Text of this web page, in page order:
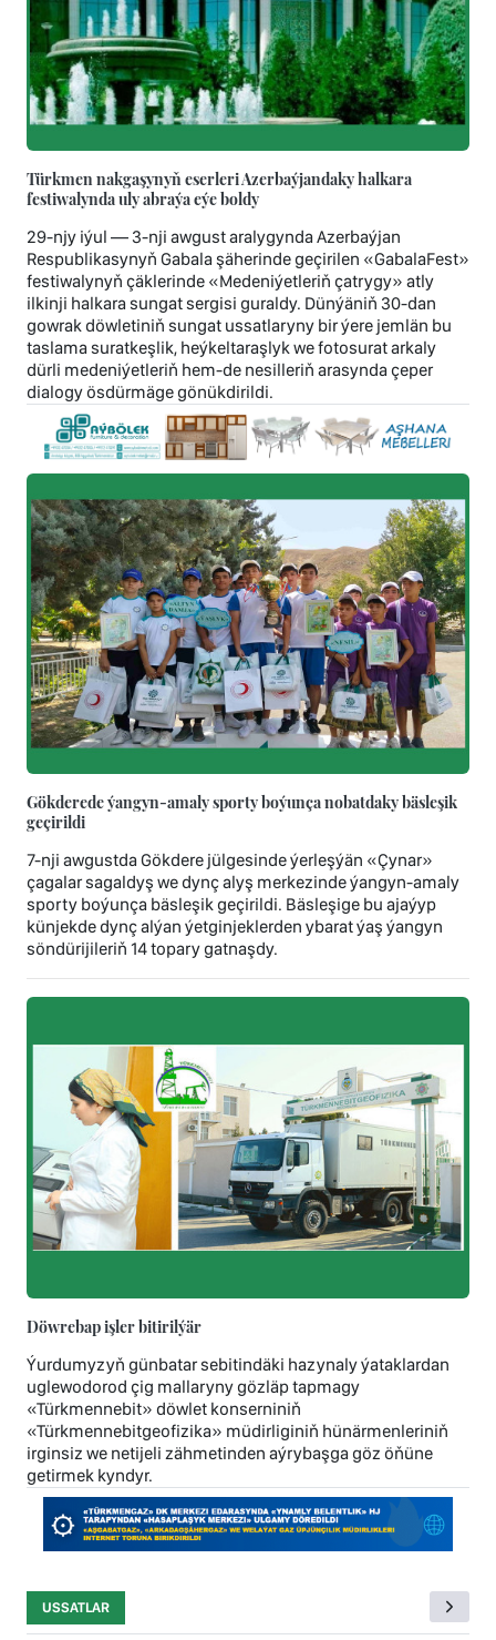
Türkmen nakgaşynyň eserleri Azerbaýjandaky halkara
festiwalynda uly abraýa eýe boldy
29-njy iýul — 3-nji awgust aralygynda Azerbaýjan
Respublikasynyň Gabala şäherinde geçirilen «GabalaFest»
festiwalynyň çäklerinde «Medeniýetleriň çatrygy» atly
ilkinji halkara sungat sergisi guraldy. Dünýäniň 30-dan
gowrak döwletiniň sungat ussatlaryny bir ýere jemlän bu
taslama suratkeşlik, heýkeltaraşlyk we fotosurat arkaly
dürli medeniýetleriň hem-de nesilleriň arasynda çeper
dialogy ösdürmäge gönükdirildi.
Gökderede ýangyn-amaly sporty boýunça nobatdaky bäsleşik
geçirildi
7-nji awgustda Gökdere jülgesinde ýerleşýän «Çynar»
çagalar sagaldyş we dynç alyş merkezinde ýangyn-amaly
sporty boýunça bäsleşik geçirildi. Bäsleşige bu ajaýyp
künjekde dynç alýan ýetginjeklerden ybarat ýaş ýangyn
söndürijileriň 14 topary gatnaşdy.
Döwrebap işler bitirilýär
Ýurdumyzyň günbatar sebitindäki hazynaly ýataklardan
uglewodorod çig mallaryny gözläp tapmagy
«Türkmennebit» döwlet konserniniň
«Türkmennebitgeofizika» müdirliginiň hünärmenleriniň
irginsiz we netijeli zähmetinden aýrybaşga göz öňüne
getirmek kyndyr.
USSATLAR